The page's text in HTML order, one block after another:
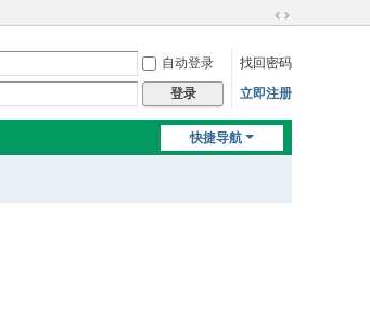
换
到
宽
自动登录
找回密码
登录 立即注册
快捷导航